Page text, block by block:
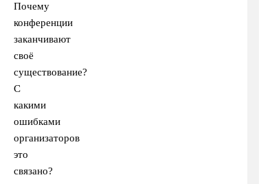
Почему
конференции
заканчивают
своё
существование?
С
какими
ошибками
организаторов
это
связано?